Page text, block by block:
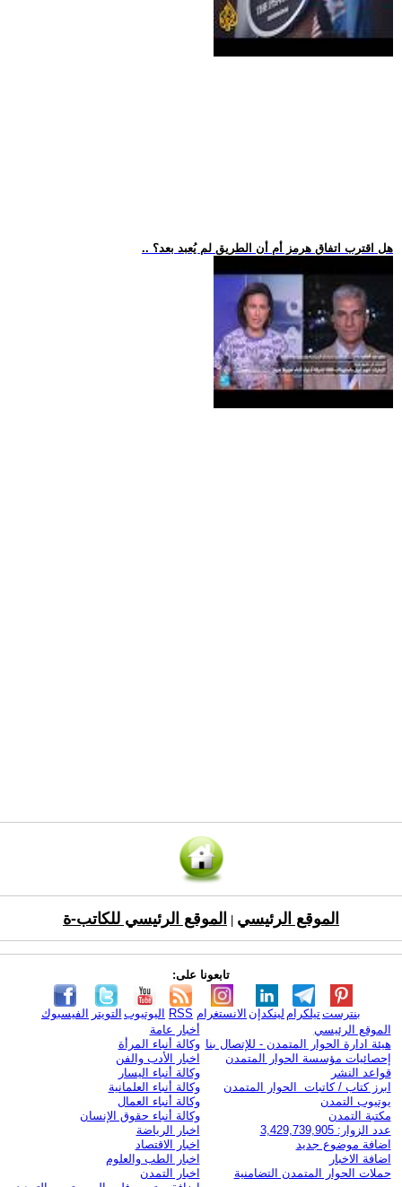
.. هل اقترب اتفاق هرمز أم أن الطريق لم يُعبد بعد؟
الموقع الرئيسي الموقع الرئيسي للكاتب-ة
تابعونا على:
الفيسبوك التويتر اليوتيوب RSS الانستغرام لينكدإن تيلكرامبنترست
الموقع الرئيسي
هيئة ادارة الحوار المتمدن - للإتصال بنا
إحصائيات مؤسسة الحوار المتمدن
قواعد النشر
ابرز كتاب / كاتبات الحوار المتمدن
يوتيوب التمدن
مكتبة التمدن
عدد الزوار: 3,429,739,905
اضافة موضوع جديد
اضافة الاخبار
حملات الحوار المتمدن التضامنية
أخبار عامة
وكالة أنباء المرأة
اخبار الأدب والفن
وكالة أنباء اليسار
وكالة أنباء العلمانية
وكالة أنباء العمال
وكالة أنباء حقوق الإنسان
اخبار الرياضة
اخبار الاقتصاد
اخبار الطب والعلوم
اخبار التمدن